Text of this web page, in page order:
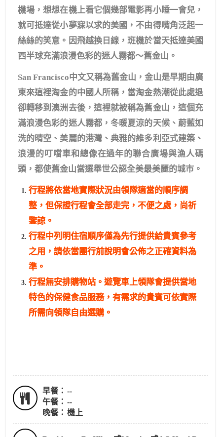
機場，想想在機上看它個幾部電影再小睡一會兒，
就可抵達從小夢寐以求的美國，不由得嘴角泛起一
絲絲的笑意。因飛越換日線，班機於當天抵達美國
西半球充滿浪漫色彩的迷人霧都～舊金山。
San Francisco中文又稱為舊金山，金山是早期由廣
東來這裡淘金的中國人所稱，當淘金熱潮從此處退
卻轉移到澳洲去後，這裡就被稱為舊金山，這個充
滿浪漫色彩的迷人霧都，冬暖夏涼的天候、蔚藍如
洗的晴空、美麗的港灣、典雅的維多利亞式建築、
浪漫的叮噹車和總像在過年的聯合廣場與漁人碼
頭，都使舊金山當選舉世公認全美最美麗的城市。
行程將依當地實際狀況由領隊適當的順序調
整，但保證行程會全部走完，不便之處，尚祈
鑒諒。
行程中列明住宿順序僅為先行提供給貴賓參考
之用，請依當團行前說明會公佈之正確資料為
準。
行程無安排購物站。遊覽車上領隊會提供當地
特色的保健食品服務，有需求的貴賓可依實際
所需向領隊自由選購。
早餐： --
午餐： --
晚餐： 機上